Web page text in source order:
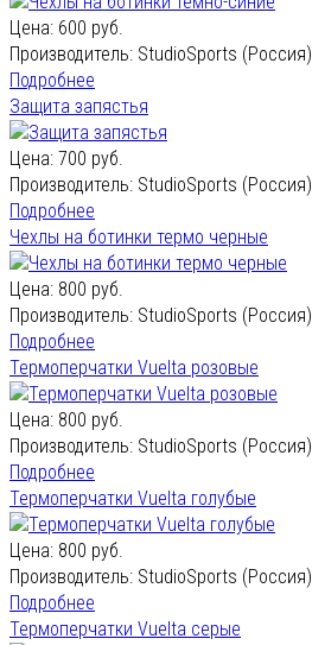
Цена: 600 руб.
Производитель: StudioSports (Россия)
Подробнее
Защита запястья
Цена: 700 руб.
Производитель: StudioSports (Россия)
Подробнее
Чехлы на ботинки термо черные
Цена: 800 руб.
Производитель: StudioSports (Россия)
Подробнее
Термоперчатки Vuelta розовые
Цена: 800 руб.
Производитель: StudioSports (Россия)
Подробнее
Термоперчатки Vuelta голубые
Цена: 800 руб.
Производитель: StudioSports (Россия)
Подробнее
Термоперчатки Vuelta серые